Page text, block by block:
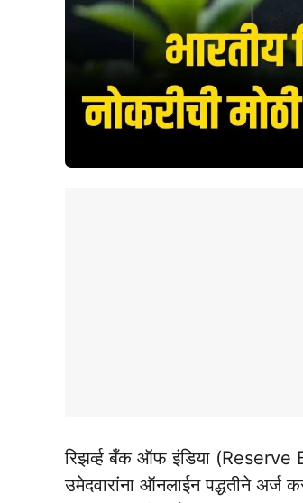
रिझर्व्ह बँक ऑफ इंडिया (Reserve
उमेदवारांना ऑनलाईन पद्धतीने अर्ज